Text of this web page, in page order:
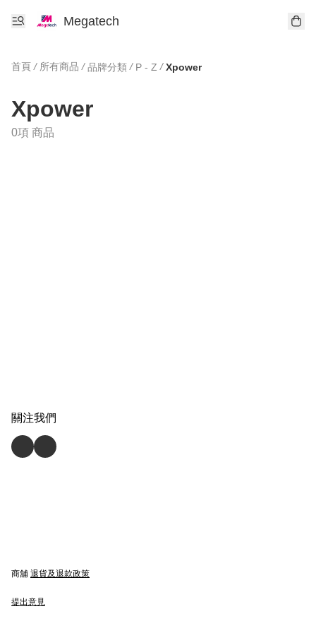
Megatech
首頁 / 所有商品 / 品牌分類 / P - Z / Xpower
Xpower
0項 商品
關注我們
商舖 退貨及退款政策
提出意見